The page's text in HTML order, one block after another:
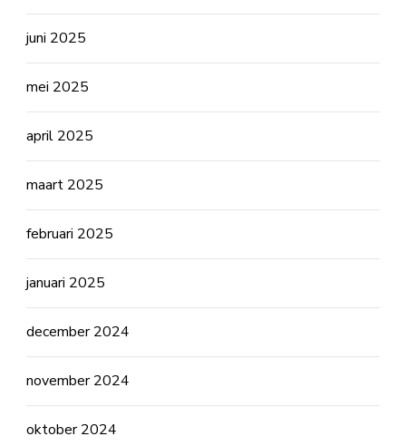
juni 2025
mei 2025
april 2025
maart 2025
februari 2025
januari 2025
december 2024
november 2024
oktober 2024